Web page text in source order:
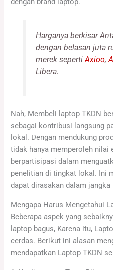
dengan brand laptop.
Harganya berkisar
dengan belasan juta
merek sepertiAxioo,
Libera.
Nah, Membeli laptop TKDN
sebagai kontribusi langsung
lokal. Dengan mendukung
tidak hanya memperoleh nilai
berpartisipasi dalam
penelitian di tingkat lokal. Ini
dapat dirasakan dalam jangka
Mengapa Harus Mengetahui
Beberapa aspek yang
laptop bagus, Karena itu,
cerdas. Berikut ini alasan
mendapatkan Laptop TKDN